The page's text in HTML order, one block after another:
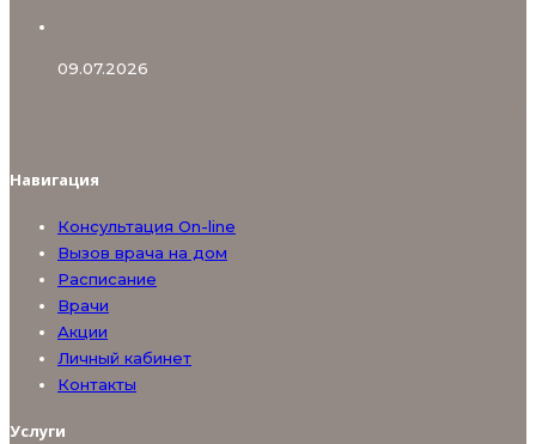
09.07.2026
Навигация
Консультация On-line
Вызов врача на дом
Расписание
Врачи
Акции
Личный кабинет
Контакты
Услуги